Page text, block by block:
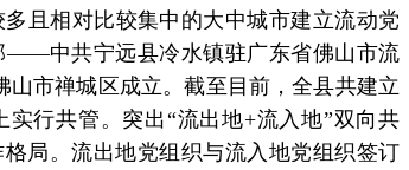
且相对比较集中的大中城市建立流动党
——中共宁远县冷水镇驻广东省佛山市流
山市禅城区成立。截至目前，全县共建立
行共管。突出“流出地+流入地”双向共
局。流出地党组织与流入地党组织签订